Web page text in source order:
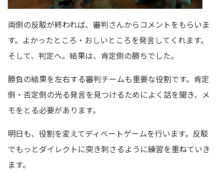
両側の反駁が終われば、審判さんからコメントをもらいま
す。よかったところ・おしいところを発言してくれます。
そして、判定へ。結果は、肯定側の勝ちでした。
勝負の結果を左右する審判チームも重要な役割です。肯定
側・否定側の光る発言を見つけるためによく話を聞き、メ
モをとる必要があります。
明日も、役割を変えてディベートゲームを行います。反駁
でもっとダイレクトに突き刺さるように練習を重ねていき
ます。